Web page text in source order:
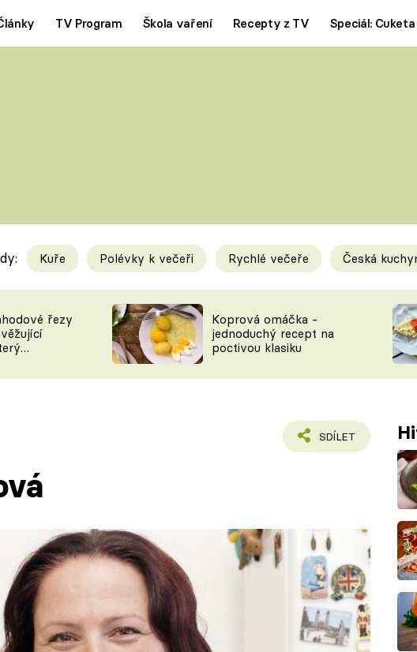
TV Program Škola vaření Recepty z TV Speciál: Cuketa
ŠÉF!
TALÍŘI
Tipy a triky
KAM ZA JÍDLEM
VYCHYTÁVKY
ČASOPIS
Kuře Polévky k večeři Rychlé večeře Česká
řezy
Koprová omáčka -
jednoduchý recept na
poctivou klasiku
SDÍLET